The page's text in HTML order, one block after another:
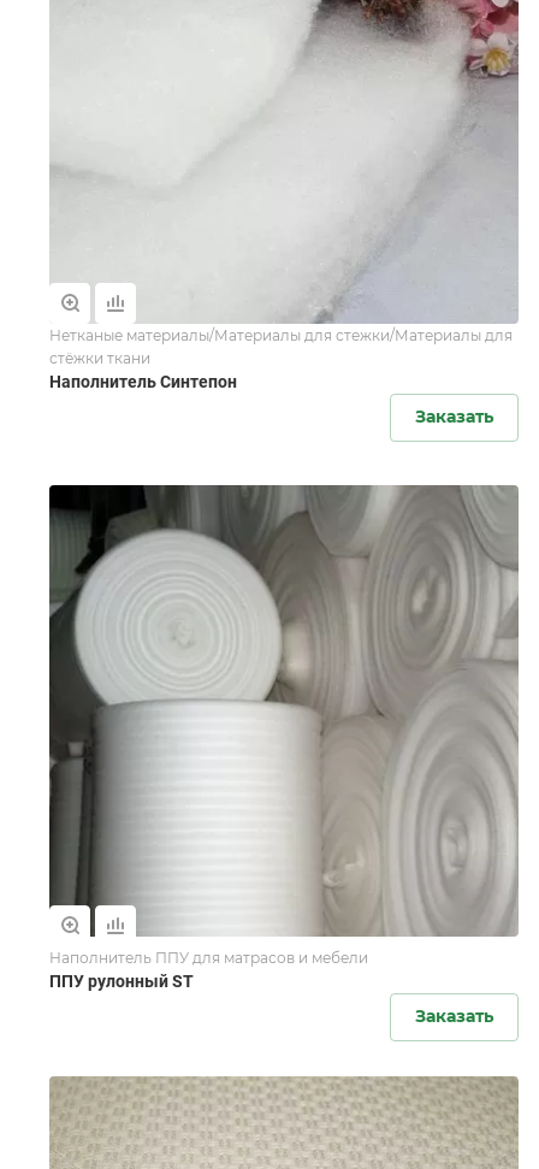
Нетканые материалы/Материалы для стежки/Материалы для
стёжки ткани
Наполнитель Синтепон
Заказать
Наполнитель ППУ для матрасов и мебели
ППУ рулонный ST
Заказать